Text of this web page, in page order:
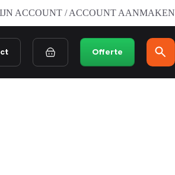
ACCOUNT / ACCOUNT AANMAKEN
WinkelwagenOfferte